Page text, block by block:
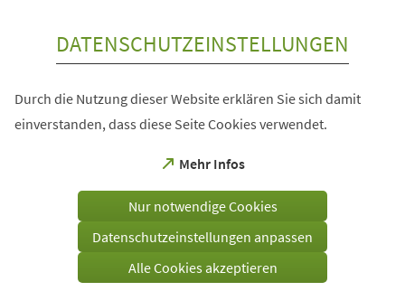
DATENSCHUTZEINSTELLUNGEN
Durch die Nutzung dieser Website erklären Sie sich damit
einverstanden, dass diese Seite Cookies verwendet.
Mehr Infos
(Öffnet
einem
Tab)
Nur notwendige Cookies
Datenschutzeinstellungen anpassen
Alle Cookies akzeptieren